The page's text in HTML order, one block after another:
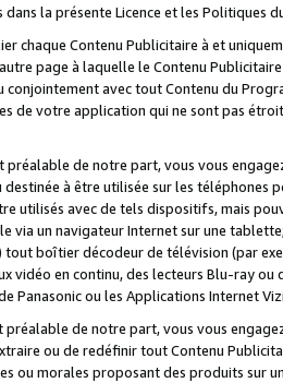
dans la présente Licence et les Politiques
chaque Contenu Publicitaire à et
page à laquelle le Contenu
conjointement avec tout Contenu du
de votre application qui ne sont pas
préalable de notre part, vous vous
à être utilisée sur les téléphones
utilisés avec de tels dispositifs, mais
via un navigateur Internet sur une
tout boîtier décodeur de télévision (par
vidéo en continu, des lecteurs Blu-ray
Panasonic ou les Applications Internet
de notre part, vous vous
ou de redéfinir tout Contenu
ou morales proposant des produits sur